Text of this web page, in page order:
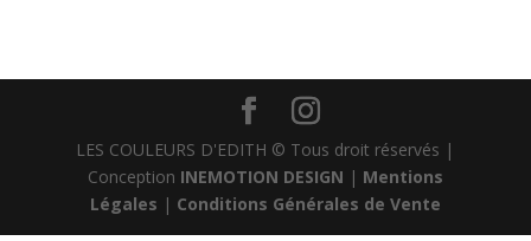
LES COULEURS D'EDITH © Tous droit réservés |
Conception INEMOTION DESIGN | Mentions
Légales | Conditions Générales de Vente